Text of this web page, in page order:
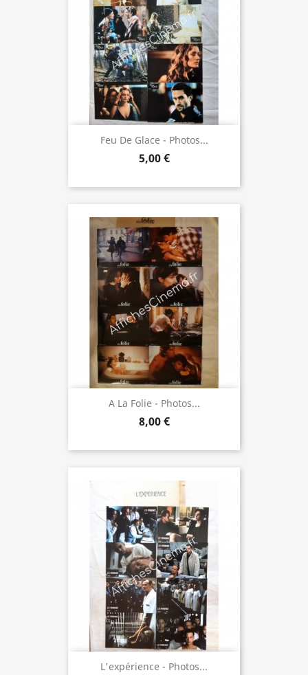
Feu De Glace - Photos...
5,00 €
A La Folie - Photos...
8,00 €
L'expérience - Photos...